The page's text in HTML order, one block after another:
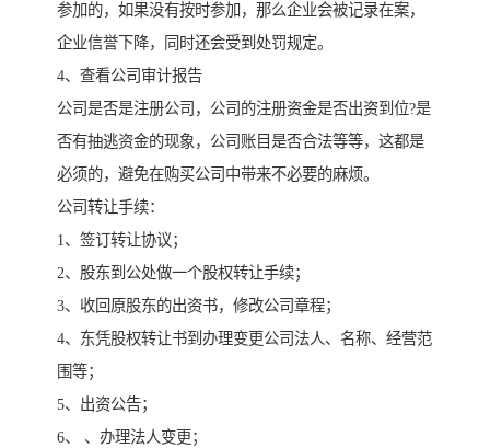
参加的，如果没有按时参加，那么企业会被记录在案，
企业信誉下降，同时还会受到处罚规定。
4、查看公司审计报告
公司是否是注册公司，公司的注册资金是否出资到位?是
否有抽逃资金的现象，公司账目是否合法等等，这都是
必须的，避免在购买公司中带来不必要的麻烦。
公司转让手续：
1、签订转让协议；
2、股东到公处做一个股权转让手续；
3、收回原股东的出资书，修改公司章程；
4、东凭股权转让书到办理变更公司法人、名称、经营范
围等；
5、出资公告；
6、 、办理法人变更；